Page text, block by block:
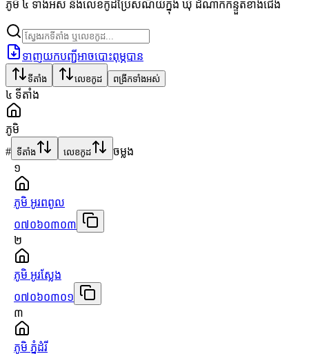
ភូមិ ៤ ទាំងអស់ និងលេខកូដប្រៃសណីយ៍ក្នុង ឃុំ ដំណាក់កន្ទួតខាងជើង
ទាញយកបញ្ជីអាចបោះពុម្ភបាន
ទីតាំង លេខកូដ ពង្រីកទាំងអស់
៤ ទីតាំង
ភូមិ
# ទីតាំង លេខកូដ
ចម្លង
១
ភូមិ អូរពពូល
០៧០៦០៣០៣
២
ភូមិ អូរស្លែង
០៧០៦០៣០១
៣
ភូមិ ភ្នំដំរី